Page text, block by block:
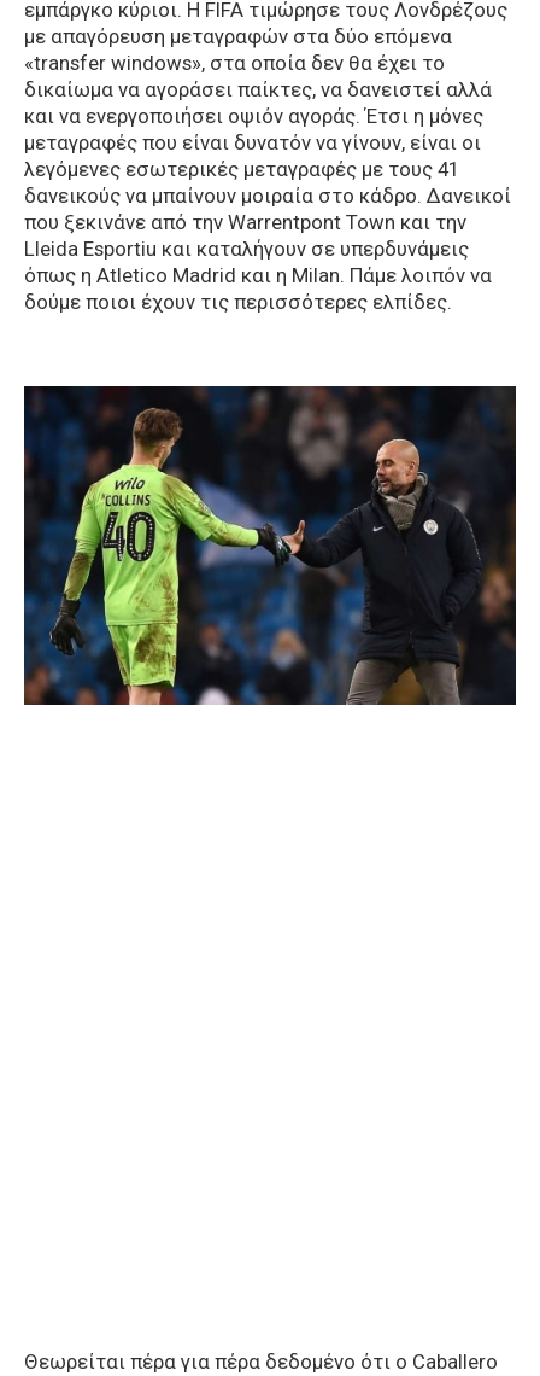
εμπάργκο κύριοι. Η FIFA τιμώρησε τους Λονδρέζους
με απαγόρευση μεταγραφών στα δύο επόμενα
«transfer windows», στα οποία δεν θα έχει το
δικαίωμα να αγοράσει παίκτες, να δανειστεί αλλά
και να ενεργοποιήσει οψιόν αγοράς. Έτσι η μόνες
μεταγραφές που είναι δυνατόν να γίνουν, είναι οι
λεγόμενες εσωτερικές μεταγραφές με τους 41
δανεικούς να μπαίνουν μοιραία στο κάδρο. Δανεικοί
που ξεκινάνε από την Warrentpont Town και την
Lleida Esportiu και καταλήγουν σε υπερδυνάμεις
όπως η Atletico Madrid και η Milan. Πάμε λοιπόν να
δούμε ποιοι έχουν τις περισσότερες ελπίδες.
Θεωρείται πέρα για πέρα δεδομένο ότι ο Caballero